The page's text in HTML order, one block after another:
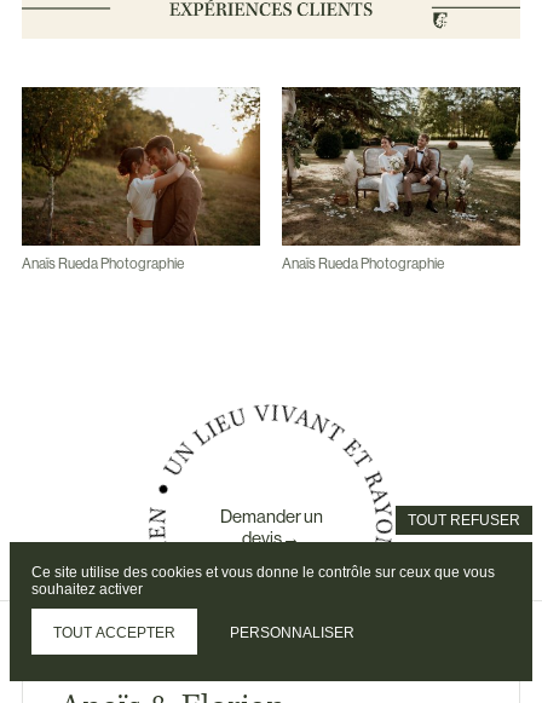
Anaïs Rueda Photographie Anaïs Rueda Photographie
Demander un
devis→
PARC & GALERIE CÉDRUS
Ce site utilise des cookies et vous donne le contrôle sur ceux que vous
souhaitez activer
TOUT ACCEPTER
TOUT REFUSER
PERSONNALISER